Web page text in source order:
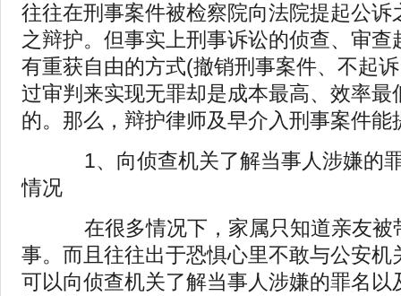
往往在刑事案件被检察院向法院提起公诉
之辩护。但事实上刑事诉讼的侦查、审查
有重获自由的方式(撤销刑事案件、不起
过审判来实现无罪却是成本最高、效率最
的。那么，辩护律师及早介入刑事案件能
1、向侦查机关了解当事人涉嫌的
情况
在很多情况下，家属只知道亲友被
事。而且往往出于恐惧心里不敢与公安机
可以向侦查机关了解当事人涉嫌的罪名以